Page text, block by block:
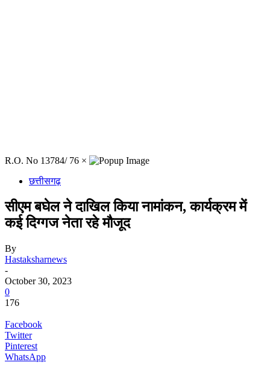
R.O. No 13784/ 76 ×
छत्तीसगढ़
सीएम बघेल ने दाखिल किया नामांकन, कार्यक्रम में
कई दिग्गज नेता रहे मौजूद
By
Hastaksharnews
-
October 30, 2023
0
176
Facebook
Twitter
Pinterest
WhatsApp